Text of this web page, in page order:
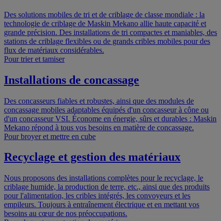
Des solutions mobiles de tri et de criblage de classe mondiale : la
technologie de criblage de Maskin Mekano allie haute capacité et
grande précision. Des installations de tri compactes et maniables, des
stations de criblage flexibles ou de grands cribles mobiles pour des
flux de matériaux considérables.
Pour trier et tamiser
Installations de concassage
Des concasseurs fiables et robustes, ainsi que des modules de
concassage mobiles adaptables équipés d'un concasseur à cône ou
d'un concasseur VSI. Économe en énergie, sûrs et durables : Maskin
Mekano répond à tous vos besoins en matière de concassage.
Pour broyer et mettre en cube
Recyclage et gestion des matériaux
Nous proposons des installations complètes pour le recyclage, le
criblage humide, la production de terre, etc., ainsi que des produits
pour l'alimentation, les cribles intégrés, les convoyeurs et les
empileurs. Toujours à entraînement électrique et en mettant vos
besoins au cœur de nos préoccupations.